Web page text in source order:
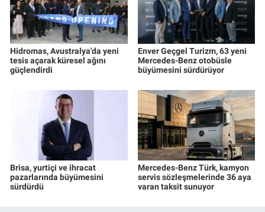
Hidromas, Avustralya'da yeni
tesis açarak küresel ağını
güçlendirdi
Enver Geçgel Turizm, 63 yeni
Mercedes-Benz otobüsle
büyümesini sürdürüyor
Brisa, yurtiçi ve ihracat
pazarlarında büyümesini
sürdürdü
Mercedes-Benz Türk, kamyon
servis sözleşmelerinde 36 aya
varan taksit sunuyor